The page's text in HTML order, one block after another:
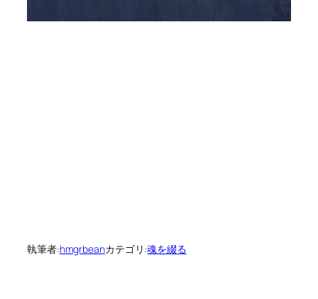
執筆者:hmgrbeanカテゴリ:魂を綴る